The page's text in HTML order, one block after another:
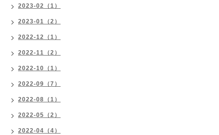
2023-02（1）
2023-01（2）
2022-12（1）
2022-11（2）
2022-10（1）
2022-09（7）
2022-08（1）
2022-05（2）
2022-04（4）